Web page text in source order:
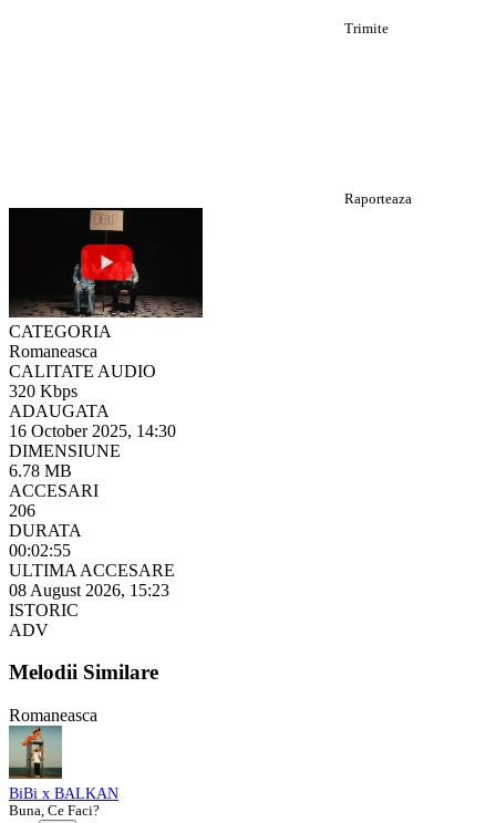
Trimite
Raporteaza
CATEGORIA
Romaneasca
CALITATE AUDIO
320 Kbps
ADAUGATA
16 October 2025, 14:30
DIMENSIUNE
6.78 MB
ACCESARI
206
DURATA
00:02:55
ULTIMA ACCESARE
08 August 2026, 15:23
ISTORIC
ADV
Melodii Similare
Romaneasca
BiBi x BALKAN
Buna, Ce Faci?